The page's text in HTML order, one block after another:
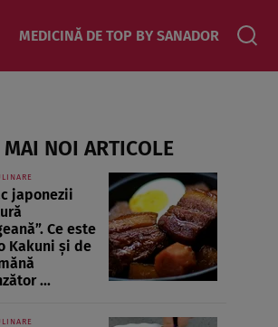
MEDICINĂ DE TOP BY SANADOR
MAI NOI ARTICOLE
japonezii
Ce este
Kakuni și de
...